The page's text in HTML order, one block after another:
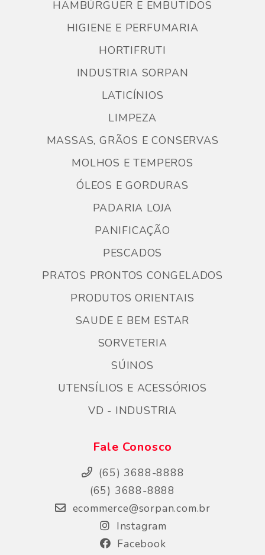
HAMBÚRGUER E EMBUTIDOS
HIGIENE E PERFUMARIA
HORTIFRUTI
INDUSTRIA SORPAN
LATICÍNIOS
LIMPEZA
MASSAS, GRÃOS E CONSERVAS
MOLHOS E TEMPEROS
ÓLEOS E GORDURAS
PADARIA LOJA
PANIFICAÇÃO
PESCADOS
PRATOS PRONTOS CONGELADOS
PRODUTOS ORIENTAIS
SAUDE E BEM ESTAR
SORVETERIA
SÚINOS
UTENSÍLIOS E ACESSÓRIOS
VD - INDUSTRIA
Fale Conosco
(65) 3688-8888
(65) 3688-8888
ecommerce@sorpan.com.br
Instagram
Facebook